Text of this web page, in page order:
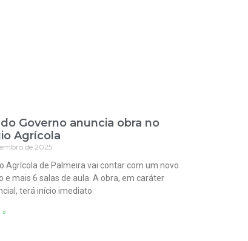
Governo anuncia obra no
Agrícola
de 2025
Agrícola de Palmeira vai contar com um novo
e mais 6 salas de aula. A obra, em caráter
terá início imediato
»